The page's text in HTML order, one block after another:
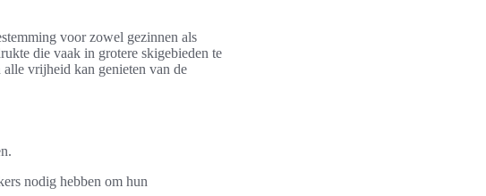
voor zowel gezinnen als
die vaak in grotere skigebieden te
alle vrijheid kan genieten van de
nodig hebben om hun